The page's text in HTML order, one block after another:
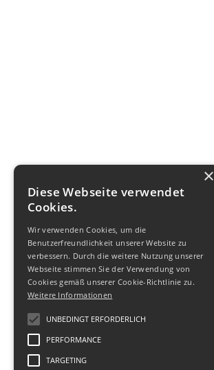
×
Diese Webseite verwendet
Cookies.
Wir verwenden Cookies, um die
Benutzerfreundlichkeit unserer Website zu
verbessern. Durch die weitere Nutzung unserer
Webseite stimmen Sie der Verwendung von
Cookies gemäß unserer Cookie-Richtlinie zu.
Weitere Informationen
UNBEDINGT ERFORDERLICH
PERFORMANCE
TARGETING